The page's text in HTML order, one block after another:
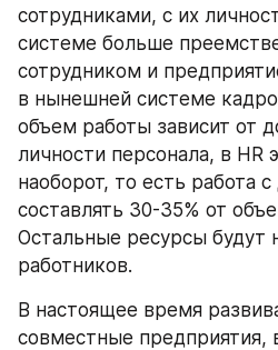
сотрудниками, с их
системе больше
сотрудником и
в нынешней системе
объем работы зависит от
личности персонала, в HR
наоборот, то есть работа
составлять 30-35% от
Остальные ресурсы будут
работников.
В настоящее время
совместные предприятия,